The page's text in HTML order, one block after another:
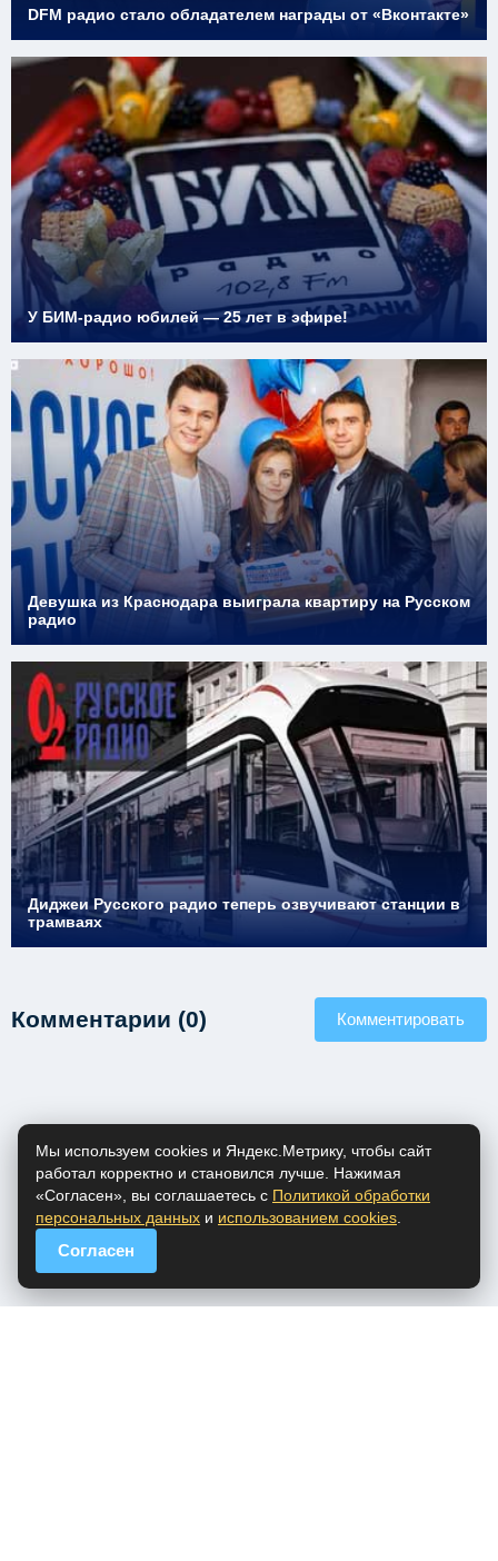
DFM радио стало обладателем награды от «Вконтакте»
У БИМ-радио юбилей — 25 лет в эфире!
Девушка из Краснодара выиграла квартиру на Русском
радио
Диджеи Русского радио теперь озвучивают станции в
трамваях
Комментарии (0) Комментировать
Мы используем cookies и Яндекс.Метрику, чтобы сайт
работал корректно и становился лучше. Нажимая
«Согласен», вы соглашаетесь с Политикой обработки
персональных данных и использованием cookies
Согласен